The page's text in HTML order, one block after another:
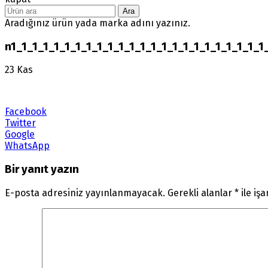
Ara
Aradığınız ürün yada marka adını yazınız.
23 Kas
Facebook
Twitter
Google
WhatsApp
Bir yanıt yazın
E-posta adresiniz yayınlanmayacak. Gerekli alanlar * ile